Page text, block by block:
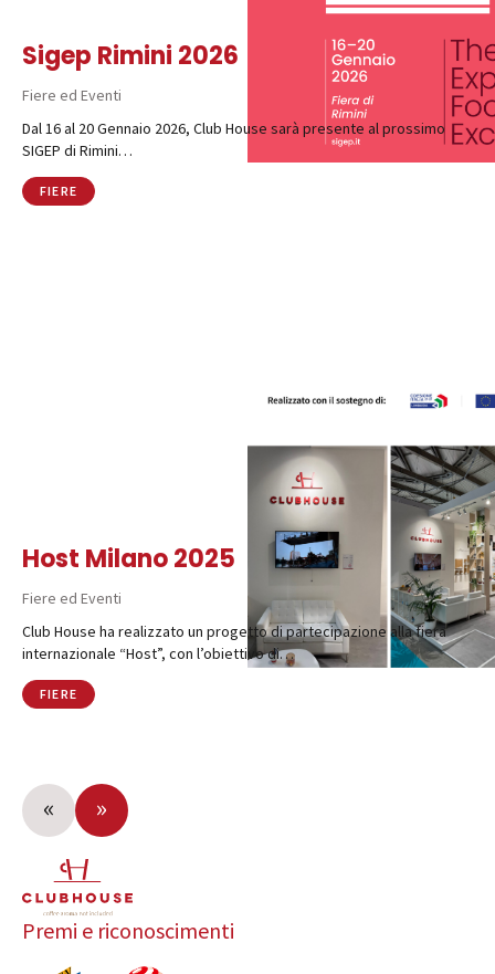
Sigep Rimini 2026
Fiere ed Eventi
Dal 16 al 20 Gennaio 2026, Club House sarà presente al prossimo
SIGEP di Rimini…
FIERE
Host Milano 2025
Fiere ed Eventi
Club House ha realizzato un progetto di partecipazione alla fiera
internazionale “Host”, con l’obiettivo di…
FIERE
« »
Premi e riconoscimenti